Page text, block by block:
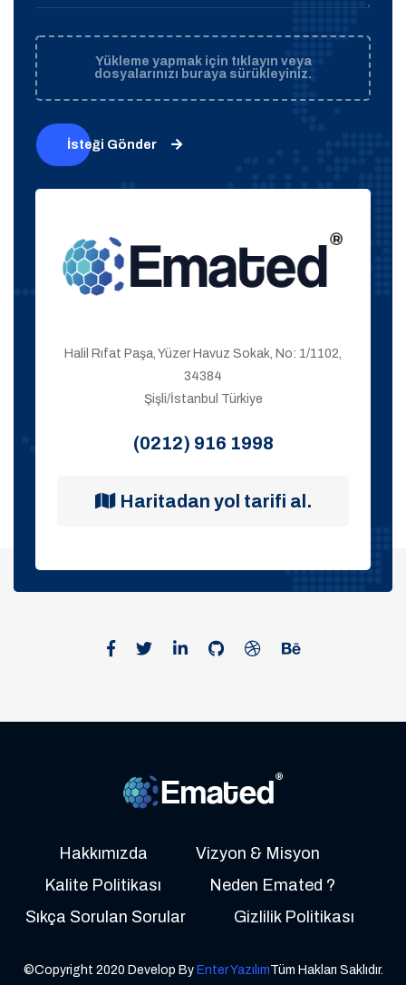
Yükleme yapmak için tıklayın veya
dosyalarınızı buraya sürükleyiniz.
İsteği Gönder
Halil Rıfat Paşa, Yüzer Havuz Sokak, No: 1/1102,
34384
Şişli/İstanbul Türkiye
(0212) 916 1998
Haritadan yol tarifi al.
Hakkımızda
Vizyon & Misyon
Kalite Politikası
Neden Emated ?
Sıkça Sorulan Sorular
Gizlilik Politikası
©Copyright 2020 Develop By Enter YazılımTüm Hakları Saklıdır.